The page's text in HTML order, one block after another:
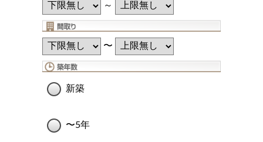
～
〜
新築
〜5年